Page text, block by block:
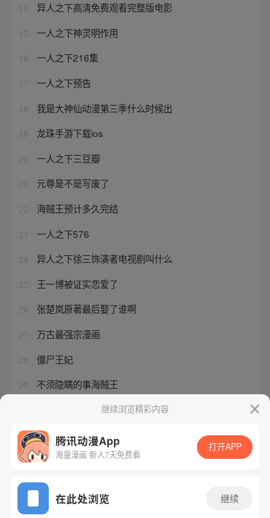
14 异人之下高清免费观看完整版电影
15 一人之下神灵明作用
16 一人之下216集
17 一人之下预告
18 我是大神仙动漫第三季什么时候出
19 龙珠手游下载ios
20 一人之下三豆瓣
21 元尊是不是写废了
22 海贼王预计多久完结
23 一人之下576
24 异人之下徐三饰演者电视剧叫什么
25 王一博被证实恋爱了
26 张楚岚原著最后娶了谁啊
27 万古最强宗漫画
28 僵尸王妃
29 不须隐瞒的事海贼王
万古最强宗的女主陆芊芊继续浏览精彩内容
腾讯动漫App
海量漫画 新人7天免费看
打开APP
在此处浏览 继续
网站备案/许可证号：粤B2-20090059-5
Copyright©1998 - 2026 Tencent. All Rights Reserved